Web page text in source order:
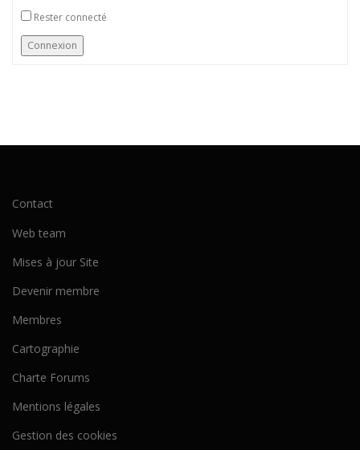
Rester connecté
Connexion
Contact
Web team
Mises à jour Site
Devenir membre
Membres
Cartographie
Charte Forums
Mentions légales
Gestion des cookies